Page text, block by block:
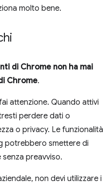
molto bene.
di Chrome non ha mai
Chrome.
attenzione. Quando attivi
perdere dati o
o privacy. Le funzionalità
potrebbero smettere di
preavviso.
non devi utilizzare i